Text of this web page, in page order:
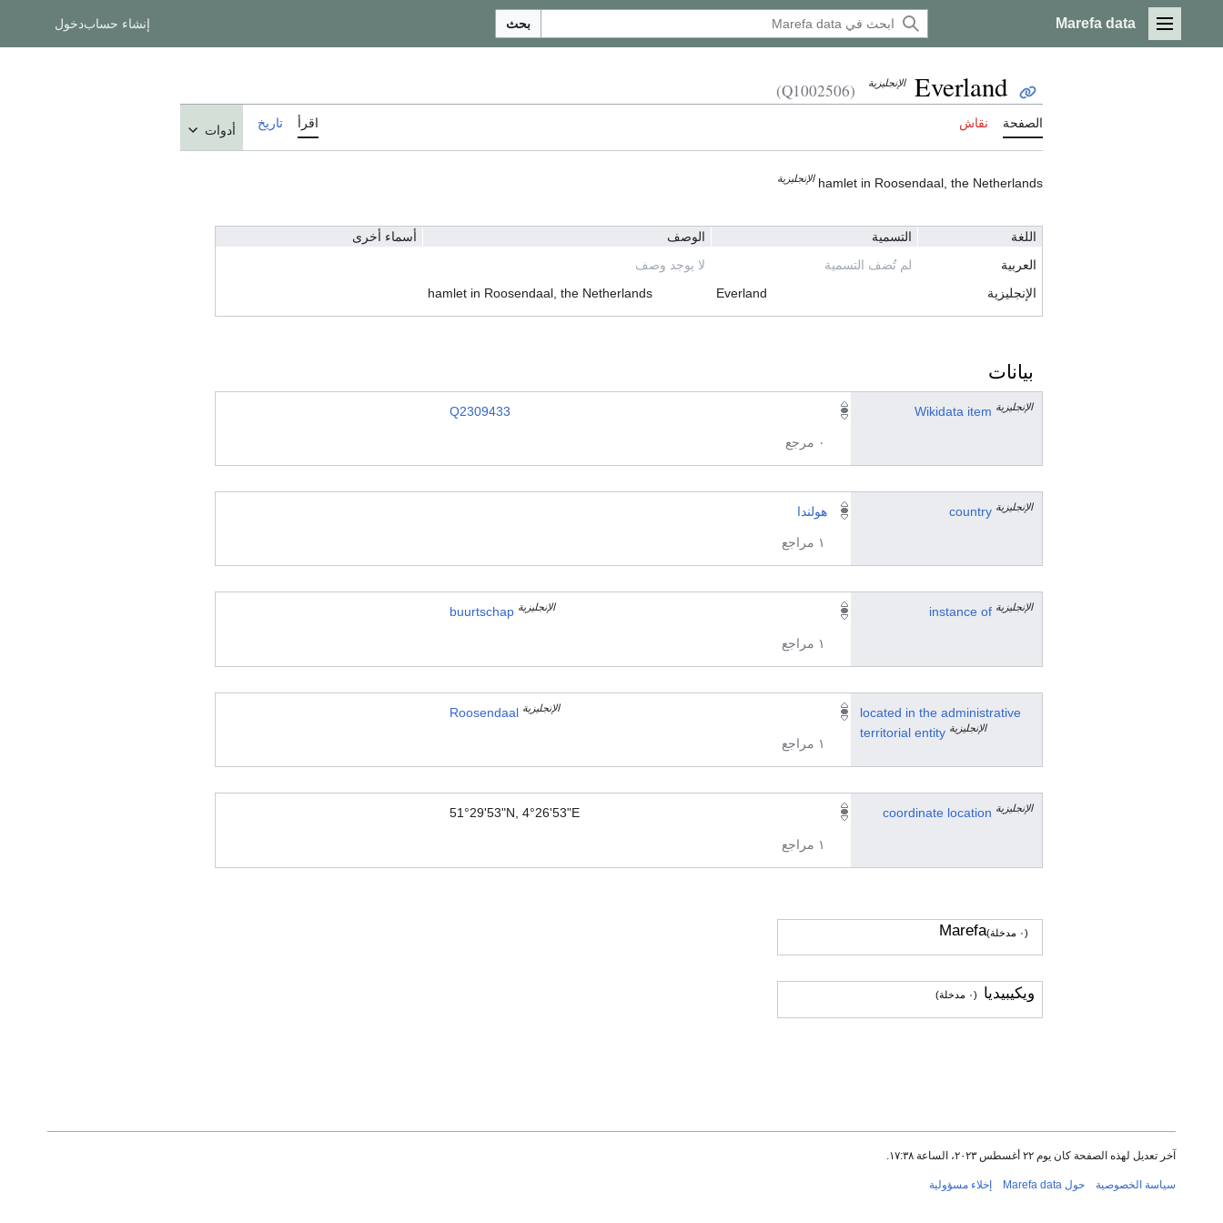
القائمة الرئيسية
Marefa data بحث إنشاء حسابدخول
Everland الإنجليزية (Q1002506)
الصفحة نقاش اقرأ تاريخ أدوات
hamlet in Roosendaal, the Netherlands الإنجليزية
اللغة التسمية الوصف
أسماء أخرى
العربية
لم تُضف التسمية
لا يوجد وصف
الإنجليزية
Everland
hamlet in Roosendaal, the Netherlands
بيانات
Wikidata item الإنجليزية Q2309433
٠ مرجع
country الإنجليزية هولندا
١ مراجع
instance of الإنجليزية buurtschap الإنجليزية
١ مراجع
located in the administrative
territorial entity الإنجليزية
Roosendaal الإنجليزية
١ مراجع
coordinate location الإنجليزية 51°29'53"N, 4°26'53"E
١ مراجع
Marefa (٠ مدخلة)
ويكيبيديا (٠ مدخلة)
آخر تعديل لهذه الصفحة كان يوم ٢٢ أغسطس ٢٠٢٣، الساعة ١٧:٣٨.
سياسة الخصوصية حول Marefa data إخلاء مسؤولية